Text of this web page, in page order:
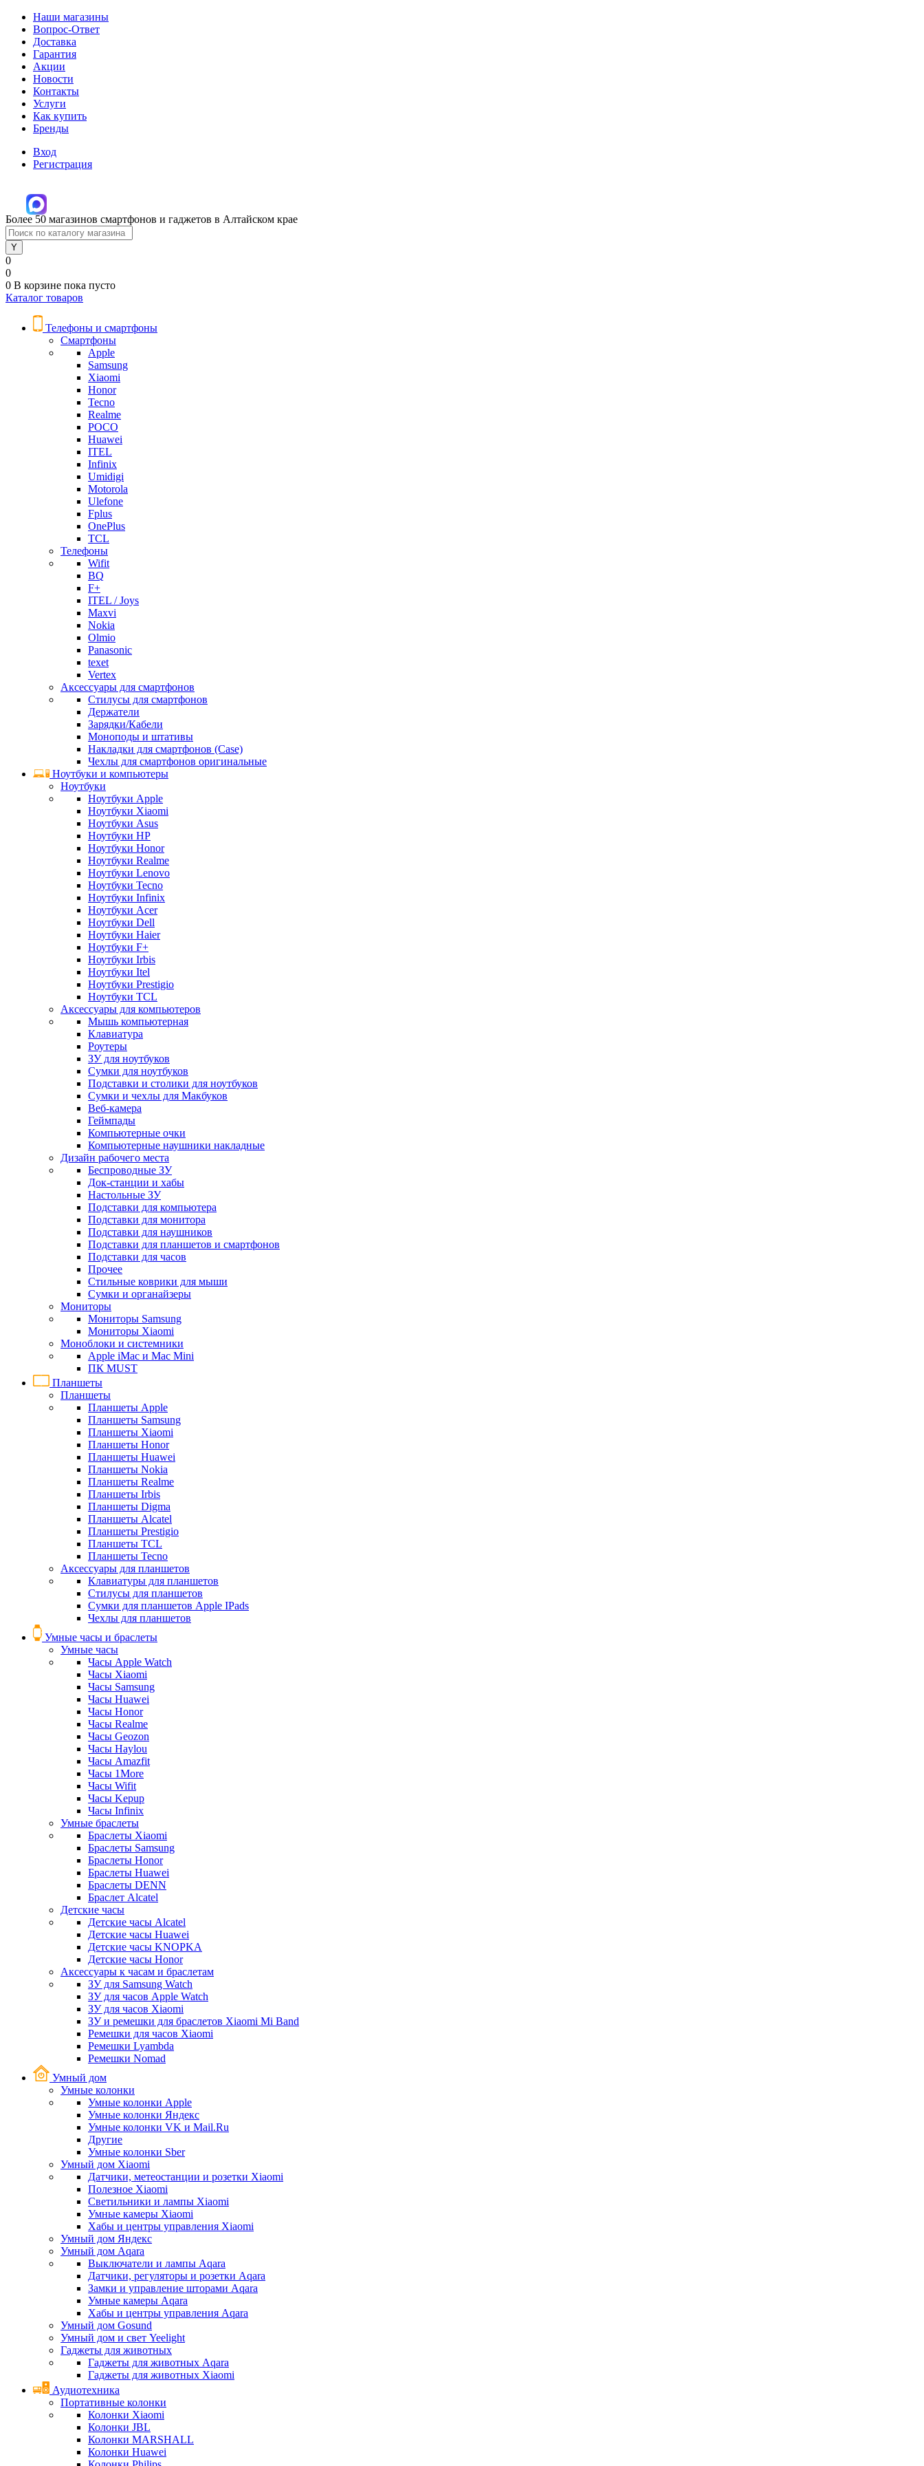
Наши магазины
Вопрос-Ответ
Доставка
Гарантия
Акции
Новости
Контакты
Услуги
Как купить
Бренды
Вход
Регистрация
Более 50 магазинов смартфонов и гаджетов в Алтайском крае
0
0
0 В корзине пока пусто
Каталог товаров
Телефоны и смартфоны
Смартфоны
Apple
Samsung
Xiaomi
Honor
Tecno
Realme
POCO
Huawei
ITEL
Infinix
Umidigi
Motorola
Ulefone
Fplus
OnePlus
TCL
Телефоны
Wifit
BQ
F+
ITEL / Joys
Maxvi
Nokia
Olmio
Panasonic
texet
Vertex
Аксессуары для смартфонов
Стилусы для смартфонов
Держатели
Зарядки/Кабели
Моноподы и штативы
Накладки для смартфонов (Case)
Чехлы для смартфонов оригинальные
Ноутбуки и компьютеры
Ноутбуки
Ноутбуки Apple
Ноутбуки Xiaomi
Ноутбуки Asus
Ноутбуки HP
Ноутбуки Honor
Ноутбуки Realme
Ноутбуки Lenovo
Ноутбуки Tecno
Ноутбуки Infinix
Ноутбуки Acer
Ноутбуки Dell
Ноутбуки Haier
Ноутбуки F+
Ноутбуки Irbis
Ноутбуки Itel
Ноутбуки Prestigio
Ноутбуки TCL
Аксессуары для компьютеров
Мышь компьютерная
Клавиатура
Роутеры
ЗУ для ноутбуков
Сумки для ноутбуков
Подставки и столики для ноутбуков
Сумки и чехлы для Макбуков
Веб-камера
Геймпады
Компьютерные очки
Компьютерные наушники накладные
Дизайн рабочего места
Беспроводные ЗУ
Док-станции и хабы
Настольные ЗУ
Подставки для компьютера
Подставки для монитора
Подставки для наушников
Подставки для планшетов и смартфонов
Подставки для часов
Прочее
Стильные коврики для мыши
Сумки и органайзеры
Мониторы
Мониторы Samsung
Мониторы Xiaomi
Моноблоки и системники
Apple iMac и Mac Mini
ПК MUST
Планшеты
Планшеты
Планшеты Apple
Планшеты Samsung
Планшеты Xiaomi
Планшеты Honor
Планшеты Huawei
Планшеты Nokia
Планшеты Realme
Планшеты Irbis
Планшеты Digma
Планшеты Alcatel
Планшеты Prestigio
Планшеты TCL
Планшеты Tecno
Аксессуары для планшетов
Клавиатуры для планшетов
Стилусы для планшетов
Сумки для планшетов Apple IPads
Чехлы для планшетов
Умные часы и браслеты
Умные часы
Часы Apple Watch
Часы Xiaomi
Часы Samsung
Часы Huawei
Часы Honor
Часы Realme
Часы Geozon
Часы Haylou
Часы Amazfit
Часы 1More
Часы Wifit
Часы Kepup
Часы Infinix
Умные браслеты
Браслеты Xiaomi
Браслеты Samsung
Браслеты Honor
Браслеты Huawei
Браслеты DENN
Браслет Alcatel
Детские часы
Детские часы Alcatel
Детские часы Huawei
Детские часы KNOPKA
Детские часы Honor
Аксессуары к часам и браслетам
ЗУ для Samsung Watch
ЗУ для часов Apple Watch
ЗУ для часов Xiaomi
ЗУ и ремешки для браслетов Xiaomi Mi Band
Ремешки для часов Xiaomi
Ремешки Lyambda
Ремешки Nomad
Умный дом
Умные колонки
Умные колонки Apple
Умные колонки Яндекс
Умные колонки VK и Mail.Ru
Другие
Умные колонки Sber
Умный дом Xiaomi
Датчики, метеостанции и розетки Xiaomi
Полезное Xiaomi
Светильники и лампы Xiaomi
Умные камеры Xiaomi
Хабы и центры управления Xiaomi
Умный дом Яндекс
Умный дом Aqara
Выключатели и лампы Aqara
Датчики, регуляторы и розетки Aqara
Замки и управление шторами Aqara
Умные камеры Aqara
Хабы и центры управления Aqara
Умный дом Gosund
Умный дом и свет Yeelight
Гаджеты для животных
Гаджеты для животных Aqara
Гаджеты для животных Xiaomi
Аудиотехника
Портативные колонки
Колонки Xiaomi
Колонки JBL
Колонки MARSHALL
Колонки Huawei